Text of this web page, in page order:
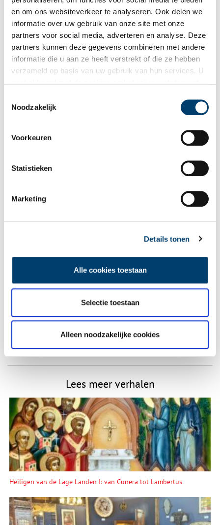
en om ons websiteverkeer te analyseren. Ook delen we
informatie over uw gebruik van onze site met onze
partners voor social media, adverteren en analyse. Deze
partners kunnen deze gegevens combineren met andere
informatie die u aan ze heeft verstrekt of die ze hebben
verzameld op basis van uw gebruik van hun services. U
Noodzakelijk
Voorkeuren
Statistieken
Marketing
Details tonen
Alle cookies toestaan
Selectie toestaan
Alleen noodzakelijke cookies
Ontvang de nieuwsbrief
Wilt u op de hoogte blijven van de mooiste verhalen en het
laatste erfgoednieuws? Schrijf u dan nu in voor onze
wekelijkse nieuwsbrief!
Bij inschrijving gaat u akkoord met ons
Aanvullingen
Vereiste velden zijn gemarkeerd met *. Het e-mailadres wordt niet
E-mail*
Vink dit aan als u op de hoogte gehouden wil worden.
Lees meer verhalen
Heiligen van de Lage Landen I: van Cunera tot Lambertus